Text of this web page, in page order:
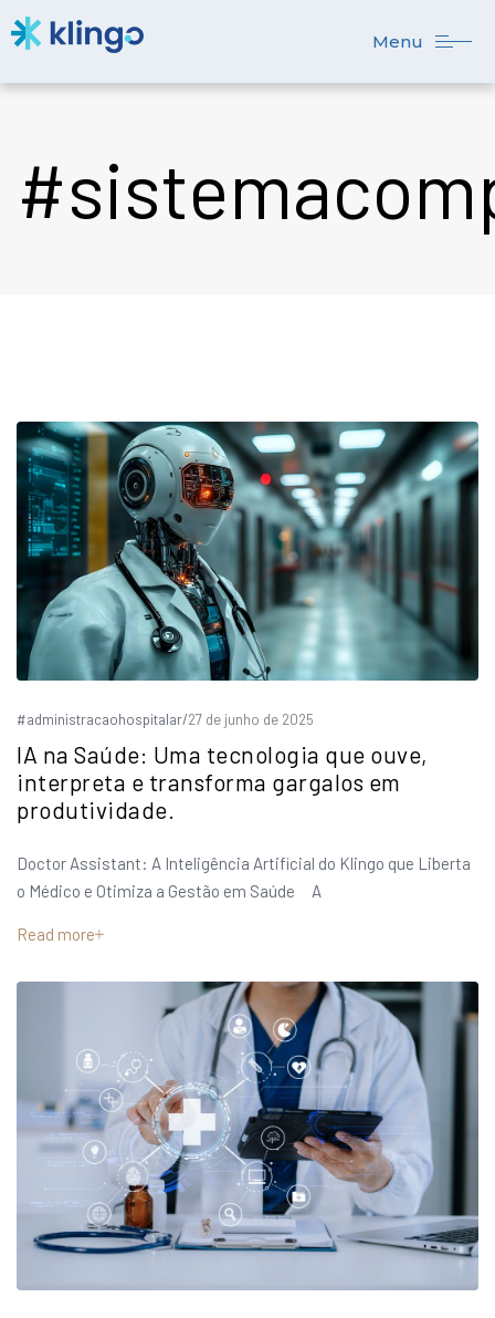
Menu
#administracaohospitalar/27 de junho de 2025
IA na Saúde: Uma tecnologia que ouve,
interpreta e transforma gargalos em
produtividade.
Doctor Assistant: A Inteligência Artificial do Klingo que Liberta
o Médico e Otimiza a Gestão em Saúde A
Read more